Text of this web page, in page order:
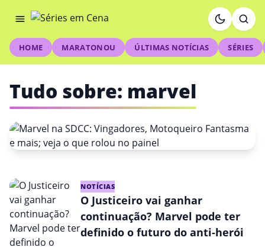
HOME MARATONOU ÚLTIMAS NOTÍCIAS SÉRIES
Tudo sobre: marvel
Marvel na SDCC: Vingadores,
Motoqueiro Fantasma e mais;
veja o que rolou no painel
NOTÍCIAS
O Justiceiro vai ganhar
continuação? Marvel pode ter
definido o futuro do anti-herói